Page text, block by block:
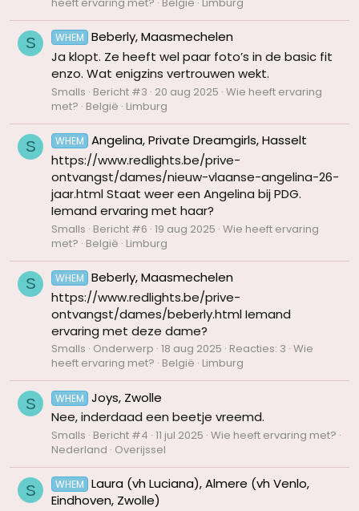
S WHEM
Beberly, Maasmechelen
Ja klopt. Ze heeft wel paar foto’s in de basic fit
enzo. Wat enigzins vertrouwen wekt.
Smalls Bericht #3 20 aug 2025 Wie heeft ervaring
met? België Limburg
S WHEM
Angelina, Private Dreamgirls, Hasselt
https://www.redlights.be/prive-
ontvangst/dames/nieuw-vlaanse-angelina-26-
jaar.html Staat weer een Angelina bij PDG.
Iemand ervaring met haar?
Smalls Bericht #6 19 aug 2025 Wie heeft ervaring
met? België Limburg
S WHEM
Beberly, Maasmechelen
https://www.redlights.be/prive-
ontvangst/dames/beberly.html Iemand
ervaring met deze dame?
Smalls Onderwerp 18 aug 2025 Reacties: 3 Wie
heeft ervaring met? België Limburg
S WHEM
Joys, Zwolle
Nee, inderdaad een beetje vreemd.
Smalls Bericht #4 11 jul 2025 Wie heeft ervaring met?
Nederland Overijssel
S WHEM
Laura (vh Luciana), Almere (vh Venlo,
Eindhoven, Zwolle)